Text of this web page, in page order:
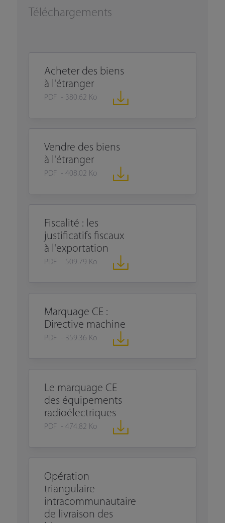
Téléchargements
Acheter des biens
à l'étranger
PDF - 380.62 Ko
Vendre des biens
à l'étranger
PDF - 408.02 Ko
Fiscalité : les
justificatifs fiscaux
à l'exportation
PDF - 509.79 Ko
Marquage CE :
Directive machine
PDF - 359.36 Ko
Le marquage CE
des équipements
radioélectriques
PDF - 474.82 Ko
Opération
triangulaire
intracommunautaire
de livraison des